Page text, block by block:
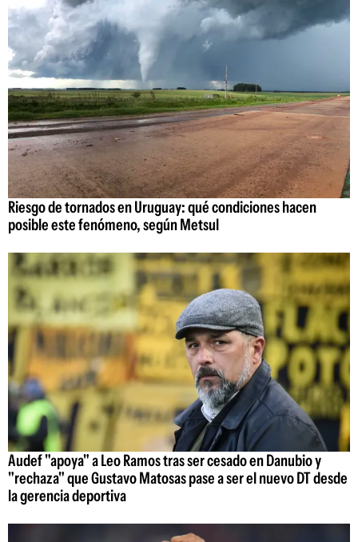
Riesgo de tornados en Uruguay: qué condiciones hacen
posible este fenómeno, según Metsul
Audef "apoya" a Leo Ramos tras ser cesado en Danubio y
"rechaza" que Gustavo Matosas pase a ser el nuevo DT desde
la gerencia deportiva